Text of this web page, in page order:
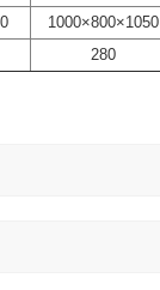
1000×800×1050
280